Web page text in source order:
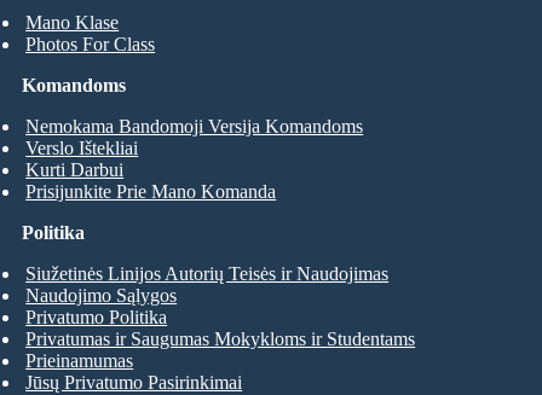
Mano Klase
Photos For Class
Komandoms
Nemokama Bandomoji Versija Komandoms
Verslo Ištekliai
Kurti Darbui
Prisijunkite Prie Mano Komanda
Politika
Siužetinės Linijos Autorių Teisės ir Naudojimas
Naudojimo Sąlygos
Privatumo Politika
Privatumas ir Saugumas Mokykloms ir Studentams
Prieinamumas
Jūsų Privatumo Pasirinkimai